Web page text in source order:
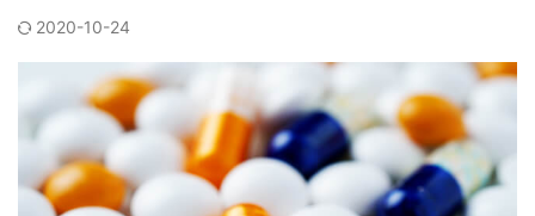
2020-10-24